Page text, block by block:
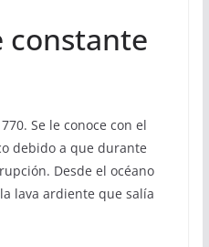
constante
Se le conoce con el
debido a que durante
Desde el océano
lava ardiente que salía